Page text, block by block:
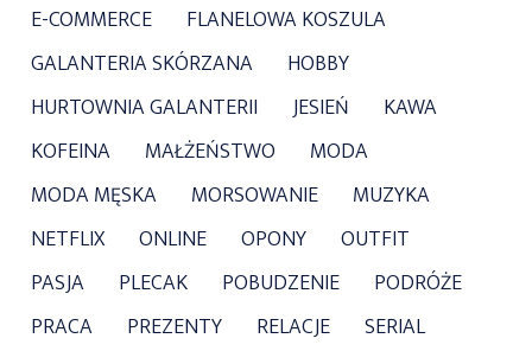
E-COMMERCE
FLANELOWA KOSZULA
GALANTERIA SKÓRZANA
HOBBY
HURTOWNIA GALANTERII
JESIEŃ
KAWA
KOFEINA
MAŁŻEŃSTWO
MODA
MODA MĘSKA
MORSOWANIE
MUZYKA
NETFLIX
ONLINE OPONY
OUTFIT
PASJA
PLECAK POBUDZENIE
PODRÓŻE
PRACA
PREZENTY RELACJE
SERIAL